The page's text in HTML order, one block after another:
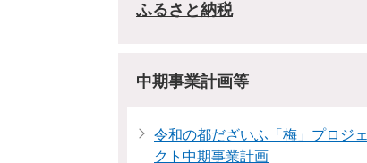
ふるさと納税
中期事業計画等
令和の都だざいふ「梅」プロジェ
クト中期事業計画